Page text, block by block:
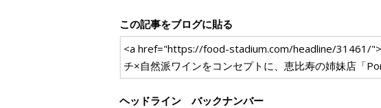
この記事をブログに貼る
<a href="https://food-stadium.com/headline/31461/
チ×自然派ワインをコンセプトに、恵比寿の姉妹店「
ヘッドライン バックナンバー